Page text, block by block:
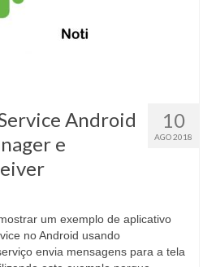
10
AGO 2018
Android
e
um exemplo de aplicativo
no Android usando
envia mensagens para a tela